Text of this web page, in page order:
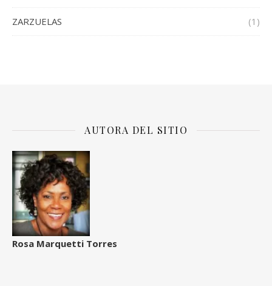
ZARZUELAS (1)
AUTORA DEL SITIO
Rosa Marquetti Torres